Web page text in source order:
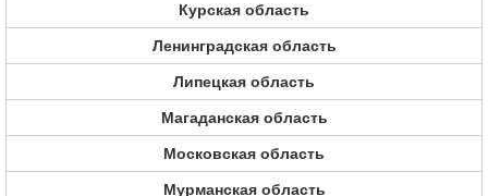
Курская область
Ленинградская область
Липецкая область
Магаданская область
Московская область
Мурманская область